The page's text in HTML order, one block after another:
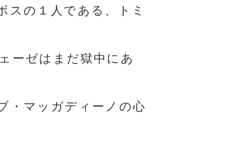
スの１人である、トミ
ーゼはまだ獄中にあ
・マッガディーノの心